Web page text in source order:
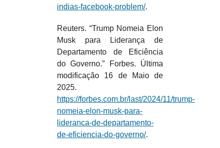
indias-facebook-problem/.
Reuters. “Trump Nomeia Elon
Musk para Liderança de
Departamento de Eficiência
do Governo.” Forbes. Última
modificação 16 de Maio de
2025.
https://forbes.com.br/last/2024/11/trump-
nomeia-elon-musk-para-
lideranca-de-departamento-
de-eficiencia-do-governo/.